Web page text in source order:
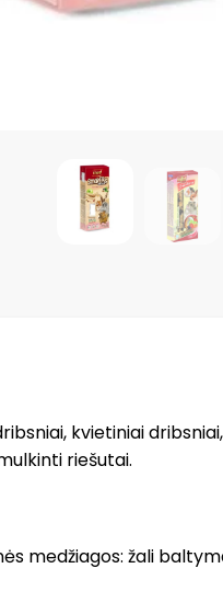
kvietiniai
riešutai.
medžiagos: žali